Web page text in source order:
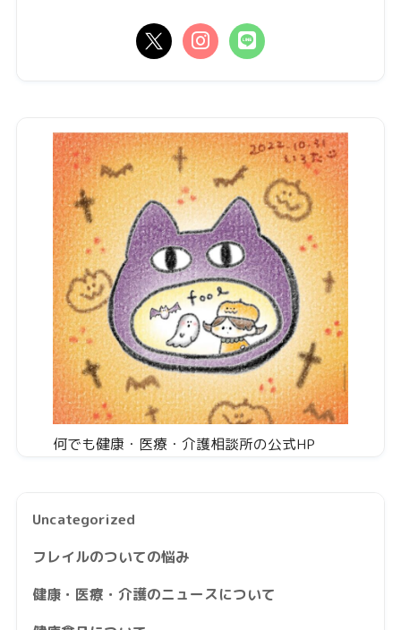
何でも健康・医療・介護相談所の公式HP
Uncategorized
フレイルのついての悩み
健康・医療・介護のニュースについて